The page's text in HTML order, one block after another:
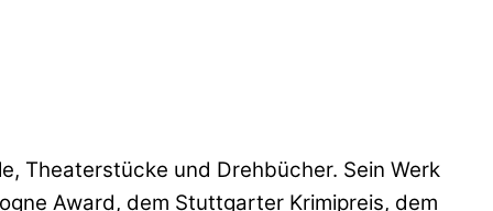
Theaterstücke und Drehbücher. Sein Werk
Award, dem Stuttgarter Krimipreis, dem